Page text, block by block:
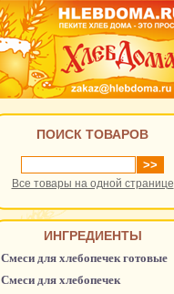
ПОИСК ТОВАРОВ
Все товары на одной странице
ИНГРЕДИЕНТЫ
Смеси для хлебопечек готовые
Смеси для хлебопечек